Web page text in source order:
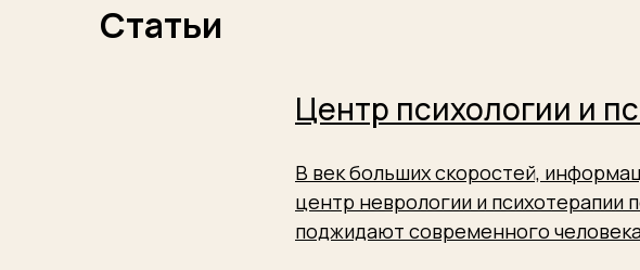
В век больших скоростей,
центр неврологии и
поджидают современного
Центр психологии и
Статьи